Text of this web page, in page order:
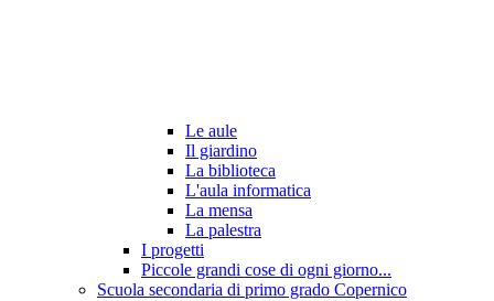
Le aule
Il giardino
La biblioteca
L'aula informatica
La mensa
La palestra
I progetti
Piccole grandi cose di ogni giorno...
Scuola secondaria di primo grado Copernico